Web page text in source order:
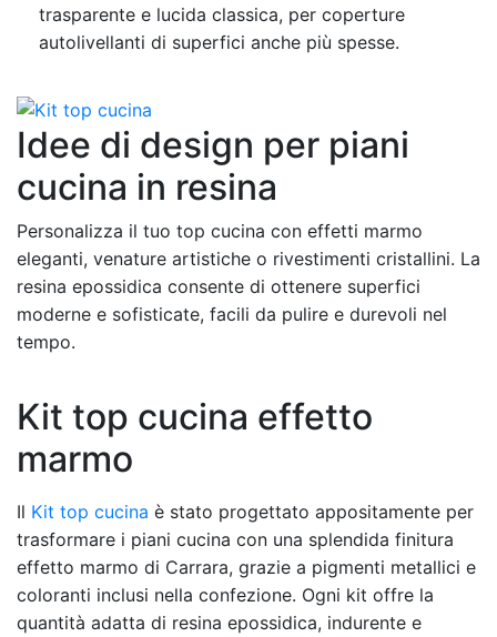
trasparente e lucida classica, per coperture
autolivellanti di superfici anche più spesse.
Idee di design per piani
cucina in resina
Personalizza il tuo top cucina con effetti marmo
eleganti, venature artistiche o rivestimenti cristallini. La
resina epossidica consente di ottenere superfici
moderne e sofisticate, facili da pulire e durevoli nel
tempo.
Kit top cucina effetto
marmo
Il Kit top cucina è stato progettato appositamente per
trasformare i piani cucina con una splendida finitura
effetto marmo di Carrara, grazie a pigmenti metallici e
coloranti inclusi nella confezione. Ogni kit offre la
quantità adatta di resina epossidica, indurente e